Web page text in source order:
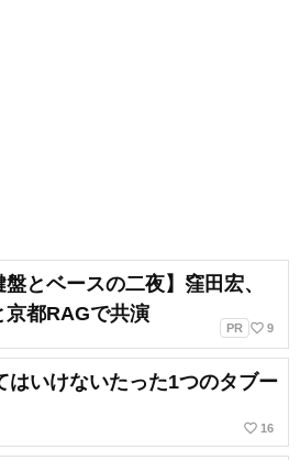
盤とベースの二夜】窪田宏、
京都RAGで共演
PR favorite_border 9
はいけないたった1つのタブー
favorite_border 16